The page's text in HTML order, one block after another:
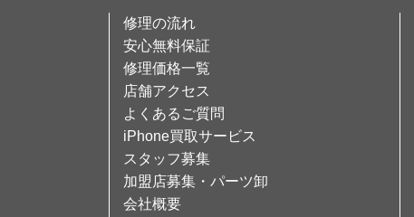
修理の流れ
安心無料保証
修理価格一覧
店舗アクセス
よくあるご質問
iPhone買取サービス
スタッフ募集
加盟店募集・パーツ卸
会社概要